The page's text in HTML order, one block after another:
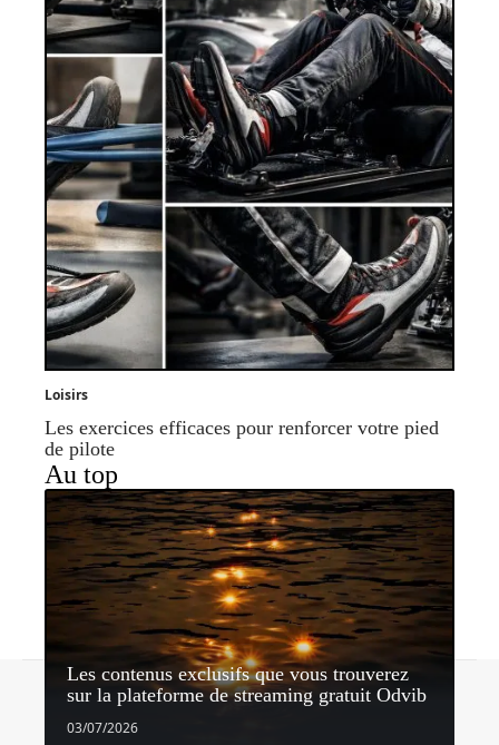
Loisirs
Les exercices efficaces pour renforcer votre pied
de pilote
Au top
Les contenus exclusifs que vous trouverez
sur la plateforme de streaming gratuit Odvib
03/07/2026
Contact Mentions légales Sitemap